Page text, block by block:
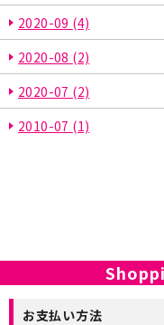
2020-09 (4)
2020-08 (2)
2020-07 (2)
2010-07 (1)
お支払い方法